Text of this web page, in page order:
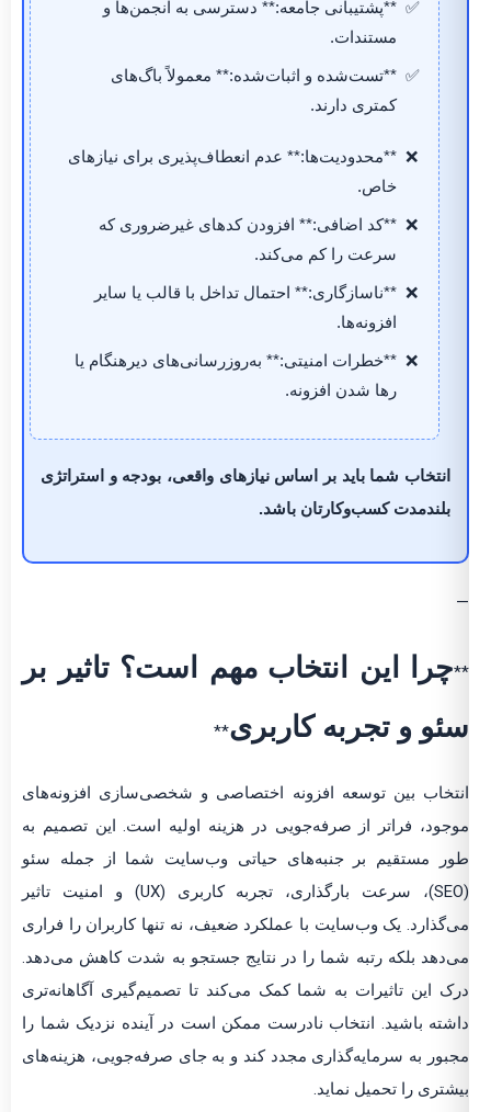
**پشتیبانی جامعه:** دسترسی به انجمن‌ها و
مستندات.
**تست‌شده و اثبات‌شده:** معمولاً باگ‌های
کمتری دارند.
**محدودیت‌ها:** عدم انعطاف‌پذیری برای نیازهای
خاص.
**کد اضافی:** افزودن کدهای غیرضروری که
سرعت را کم می‌کند.
**ناسازگاری:** احتمال تداخل با قالب یا سایر
افزونه‌ها.
**خطرات امنیتی:** به‌روزرسانی‌های دیرهنگام یا
رها شدن افزونه.
انتخاب شما باید بر اساس نیازهای واقعی، بودجه و استراتژی
بلندمدت کسب‌وکارتان باشد.
—
**چرا این انتخاب مهم است؟ تاثیر بر
سئو و تجربه کاربری**
انتخاب بین توسعه افزونه اختصاصی و شخصی‌سازی افزونه‌های
موجود، فراتر از صرفه‌جویی در هزینه اولیه است. این تصمیم به
طور مستقیم بر جنبه‌های حیاتی وب‌سایت شما از جمله سئو
(SEO)، سرعت بارگذاری، تجربه کاربری (UX) و امنیت تاثیر
می‌گذارد. یک وب‌سایت با عملکرد ضعیف، نه تنها کاربران را فراری
می‌دهد بلکه رتبه شما را در نتایج جستجو به شدت کاهش می‌دهد.
درک این تاثیرات به شما کمک می‌کند تا تصمیم‌گیری آگاهانه‌تری
داشته باشید. انتخاب نادرست ممکن است در آینده نزدیک شما را
مجبور به سرمایه‌گذاری مجدد کند و به جای صرفه‌جویی، هزینه‌های
بیشتری را تحمیل نماید.